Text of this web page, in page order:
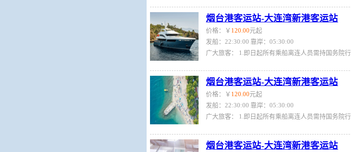
烟台港客运站-大连湾新港客运站
价格：￥ 120.00元起
发船：22:30:00 靠岸：05:30:00
烟台港客运站-大连湾新港客运站
价格：￥ 120.00元起
发船：22:30:00 靠岸：05:30:00
烟台港客运站-大连湾新港客运站